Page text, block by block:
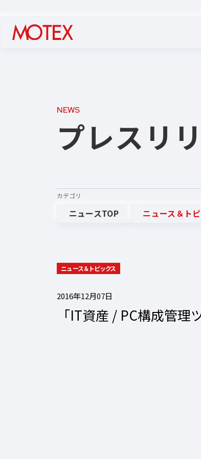
NEWS
プレスリ
カテゴリ
ニュースTOP ニュース＆ト
ニュース＆トピックス
2016年12月07日
「IT資産 / PC構成管